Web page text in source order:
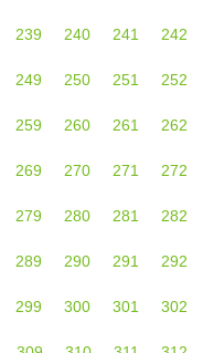
239 240 241 242
249 250 251 252
259 260 261 262
269 270 271 272
279 280 281 282
289 290 291 292
299 300 301 302